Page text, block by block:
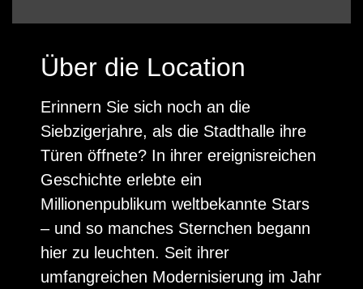
Über die Location
Erinnern Sie sich noch an die
Siebzigerjahre, als die Stadthalle ihre
Türen öffnete? In ihrer ereignisreichen
Geschichte erlebte ein
Millionenpublikum weltbekannte Stars
– und so manches Sternchen begann
hier zu leuchten. Seit ihrer
umfangreichen Modernisierung im Jahr